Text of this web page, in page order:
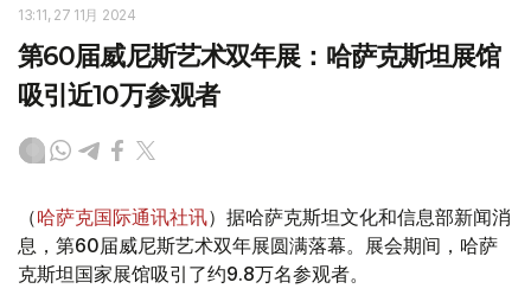
13:11, 27 11月 2024
第60届威尼斯艺术双年展：哈萨克斯坦展馆
吸引近10万参观者
（哈萨克国际通讯社讯）据哈萨克斯坦文化和信息部新闻消
息，第60届威尼斯艺术双年展圆满落幕。展会期间，哈萨
克斯坦国家展馆吸引了约9.8万名参观者。